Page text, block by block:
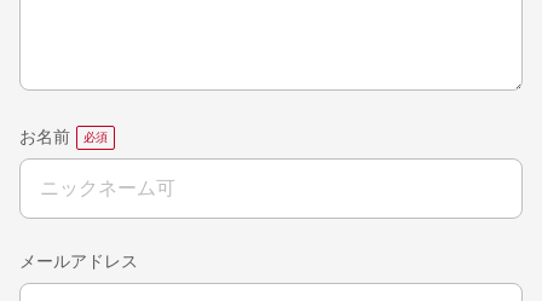
お名前
メールアドレス